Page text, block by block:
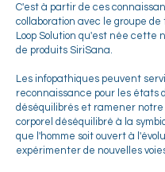
C'est à partir de ces
collaboration avec le groupe de
Loop Solution qu'est née cette
de produits SiriSana.
Les infopathiques peuvent
reconnaissance pour les états
déséquilibrés et ramener notre
corporel déséquilibré à la
que l'homme soit ouvert à
expérimenter de nouvelles